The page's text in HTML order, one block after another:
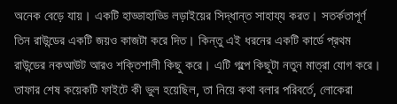
অনেক বেড়ে যায়। একটি হাড্ডাহাড্ডি লড়াইয়ের সিদ্ধান্ত সাহায্য করত। সতর্কতাপূর্ণ
তিন রাউন্ডের একটি জয়ও কাজটা করে দিত। কিন্তু এই ধরনের একটি কার্ডে প্রথম
রাউন্ডের নকআউট আরও শক্তিশালী কিছু করে। এটি গল্পে কিছুটা নতুন মাত্রা যোগ করে।
তাফার শেষ কয়েকটি ফাইটে কী ভুল হয়েছিল, তা নিয়ে কথা বলার পরিবর্তে, লোকেরা